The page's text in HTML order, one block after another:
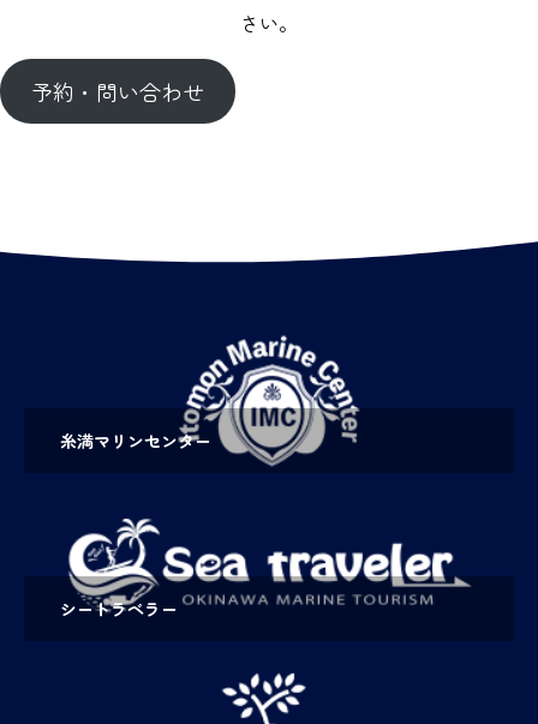
さい。
予約・問い合わせ
糸満マリンセンター
シートラベラー